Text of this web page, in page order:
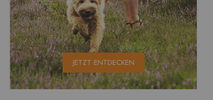
JETZT ENTDECKEN